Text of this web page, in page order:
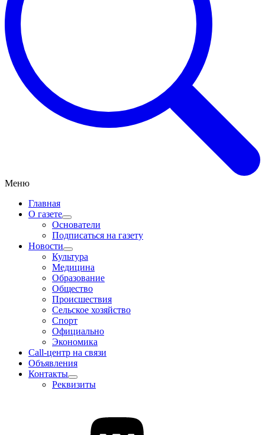
Меню
Главная
О газете
Основатели
Подписаться на газету
Новости
Культура
Медицина
Образование
Общество
Происшествия
Сельское хозяйство
Спорт
Официально
Экономика
Call-центр на связи
Объявления
Контакты
Реквизиты